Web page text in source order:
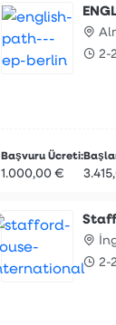
2-
Başvuru Ücreti:
1.000,00 €
2-